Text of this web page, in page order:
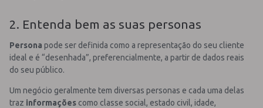
2. Entenda bem as suas personas
Persona pode ser definida como a representação do seu cliente
ideal e é “desenhada”, preferencialmente, a partir de dados reais
do seu público.
Um negócio geralmente tem diversas personas e cada uma delas
traz informações como classe social, estado civil, idade,